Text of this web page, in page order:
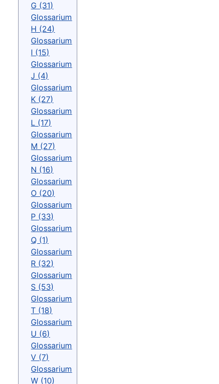
G (31)
Glossarium
H (24)
Glossarium
I (15)
Glossarium
J (4)
Glossarium
K (27)
Glossarium
L (17)
Glossarium
M (27)
Glossarium
N (16)
Glossarium
O (20)
Glossarium
P (33)
Glossarium
Q (1)
Glossarium
R (32)
Glossarium
S (53)
Glossarium
T (18)
Glossarium
U (6)
Glossarium
V (7)
Glossarium
W (10)